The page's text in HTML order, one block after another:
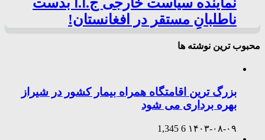
ناطلبانِ مستقر در افغانستان!
محبوب ترین نوشته ها
بزرگ ترین اقامتگاه همراه بیمار کشور در شیراز
بهره برداری می شود
۱۴۰۳-۰۸-۰۹ 6
1,345